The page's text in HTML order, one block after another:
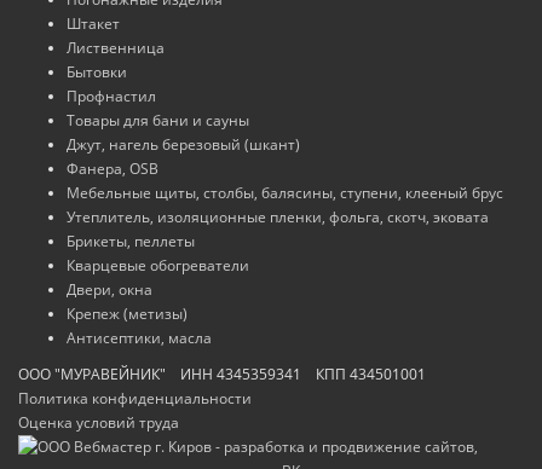
Штакет
Лиственница
Бытовки
Профнастил
Товары для бани и сауны
Джут, нагель березовый (шкант)
Фанера, OSB
Мебельные щиты, столбы, балясины, ступени, клееный брус
Утеплитель, изоляционные пленки, фольга, скотч, эковата
Брикеты, пеллеты
Кварцевые обогреватели
Двери, окна
Крепеж (метизы)
Антисептики, масла
ООО "МУРАВЕЙНИК" ИНН 4345359341 КПП 434501001
Политика конфиденциальности
Оценка условий труда